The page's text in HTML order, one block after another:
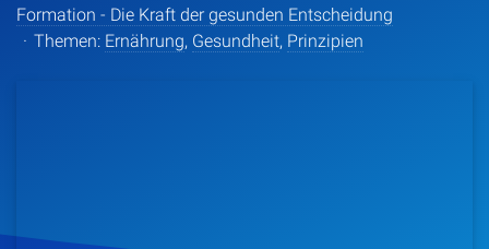
Formation - Die Kraft der gesunden Entscheidung
· Themen: Ernährung, Gesundheit, Prinzipien